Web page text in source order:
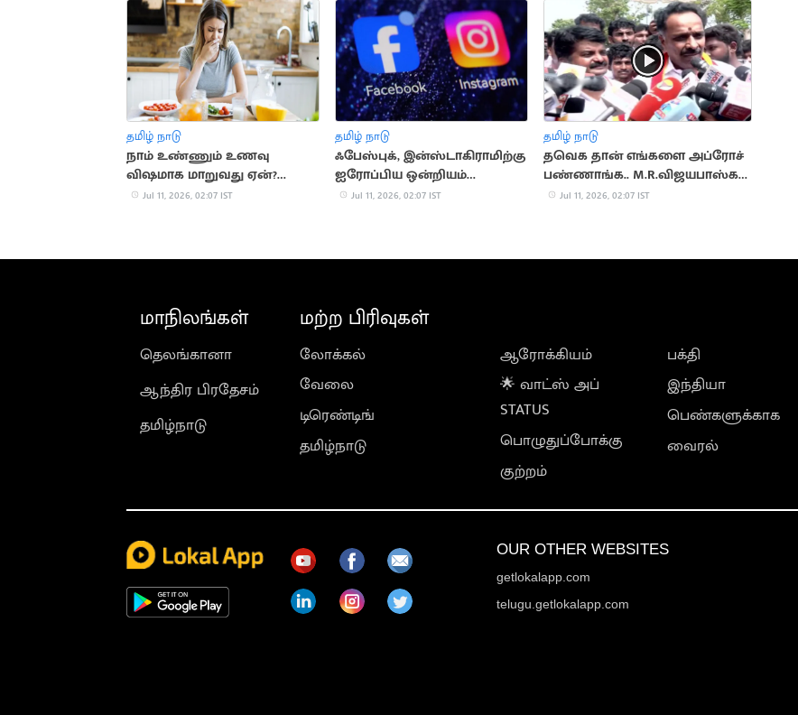
தமிழ் நாடு
நாம் உண்ணும் உணவு
விஷமாக மாறுவது ஏன்?
அதிர்ச்சித் தகவல்
Jul 11, 2026, 02:07 IST
தமிழ் நாடு
ஃபேஸ்புக், இன்ஸ்டாகிராமிற்கு
ஐரோப்பிய ஒன்றியம்
எச்சரிக்கை
Jul 11, 2026, 02:07 IST
தமிழ் நாடு
தவெக தான் எங்களை அப்ரோச்
பண்ணாங்க.. M.R.விஜயபாஸ்கர்
பரபரப்பு பேட்டி
Jul 11, 2026, 02:07 IST
மாநிலங்கள்
தெலங்கானா
ஆந்திர பிரதேசம்
தமிழ்நாடு
மற்ற பிரிவுகள்
லோக்கல்
வேலை
டிரெண்டிங்
தமிழ்நாடு
ஆரோக்கியம்
🌟 வாட்ஸ் அப்
STATUS
பொழுதுப்போக்கு
குற்றம்
பக்தி
இந்தியா
பெண்களுக்காக
வைரல்
OUR OTHER WEBSITES
getlokalapp.com
telugu.getlokalapp.com